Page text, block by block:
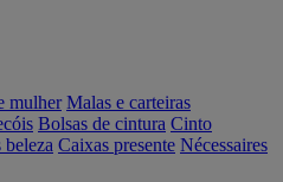
mulher Malas e carteiras
Bolsas de cintura Cinto
beleza Caixas presente Nécessaires